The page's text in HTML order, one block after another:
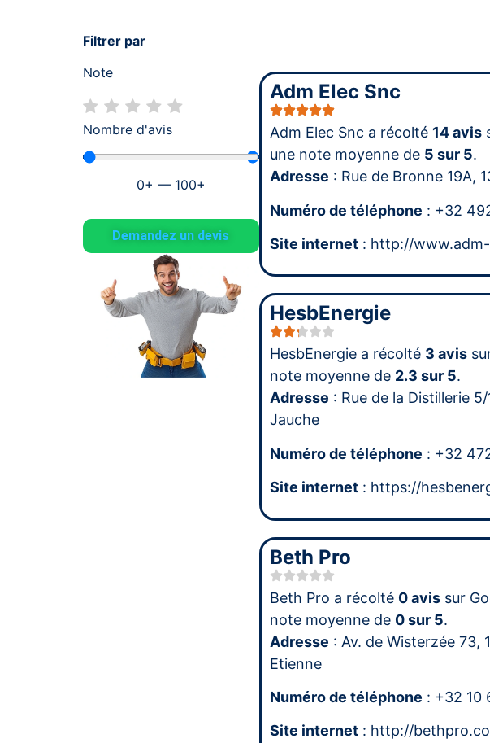
Filtrer par
Note
Nombre d'avis
0+ — 100+
Demandez un devis
Adm Elec Snc
Adm Elec Snc a récolté 14 avis
une note moyenne de 5 sur 5.
Adresse : Rue de Bronne 19A,
Numéro de téléphone : +32
Site internet: http://www.adm-
HesbEnergie
HesbEnergie a récolté 3 avis
note moyenne de 2.3 sur 5.
Adresse : Rue de la Distillerie
Jauche
Numéro de téléphone : +32
Site internet: https://
Beth Pro
Beth Pro a récolté 0 avissur
note moyenne de 0 sur 5.
Adresse : Av. de Wisterzée 73,
Etienne
Numéro de téléphone : +32 10
Site internet: http://